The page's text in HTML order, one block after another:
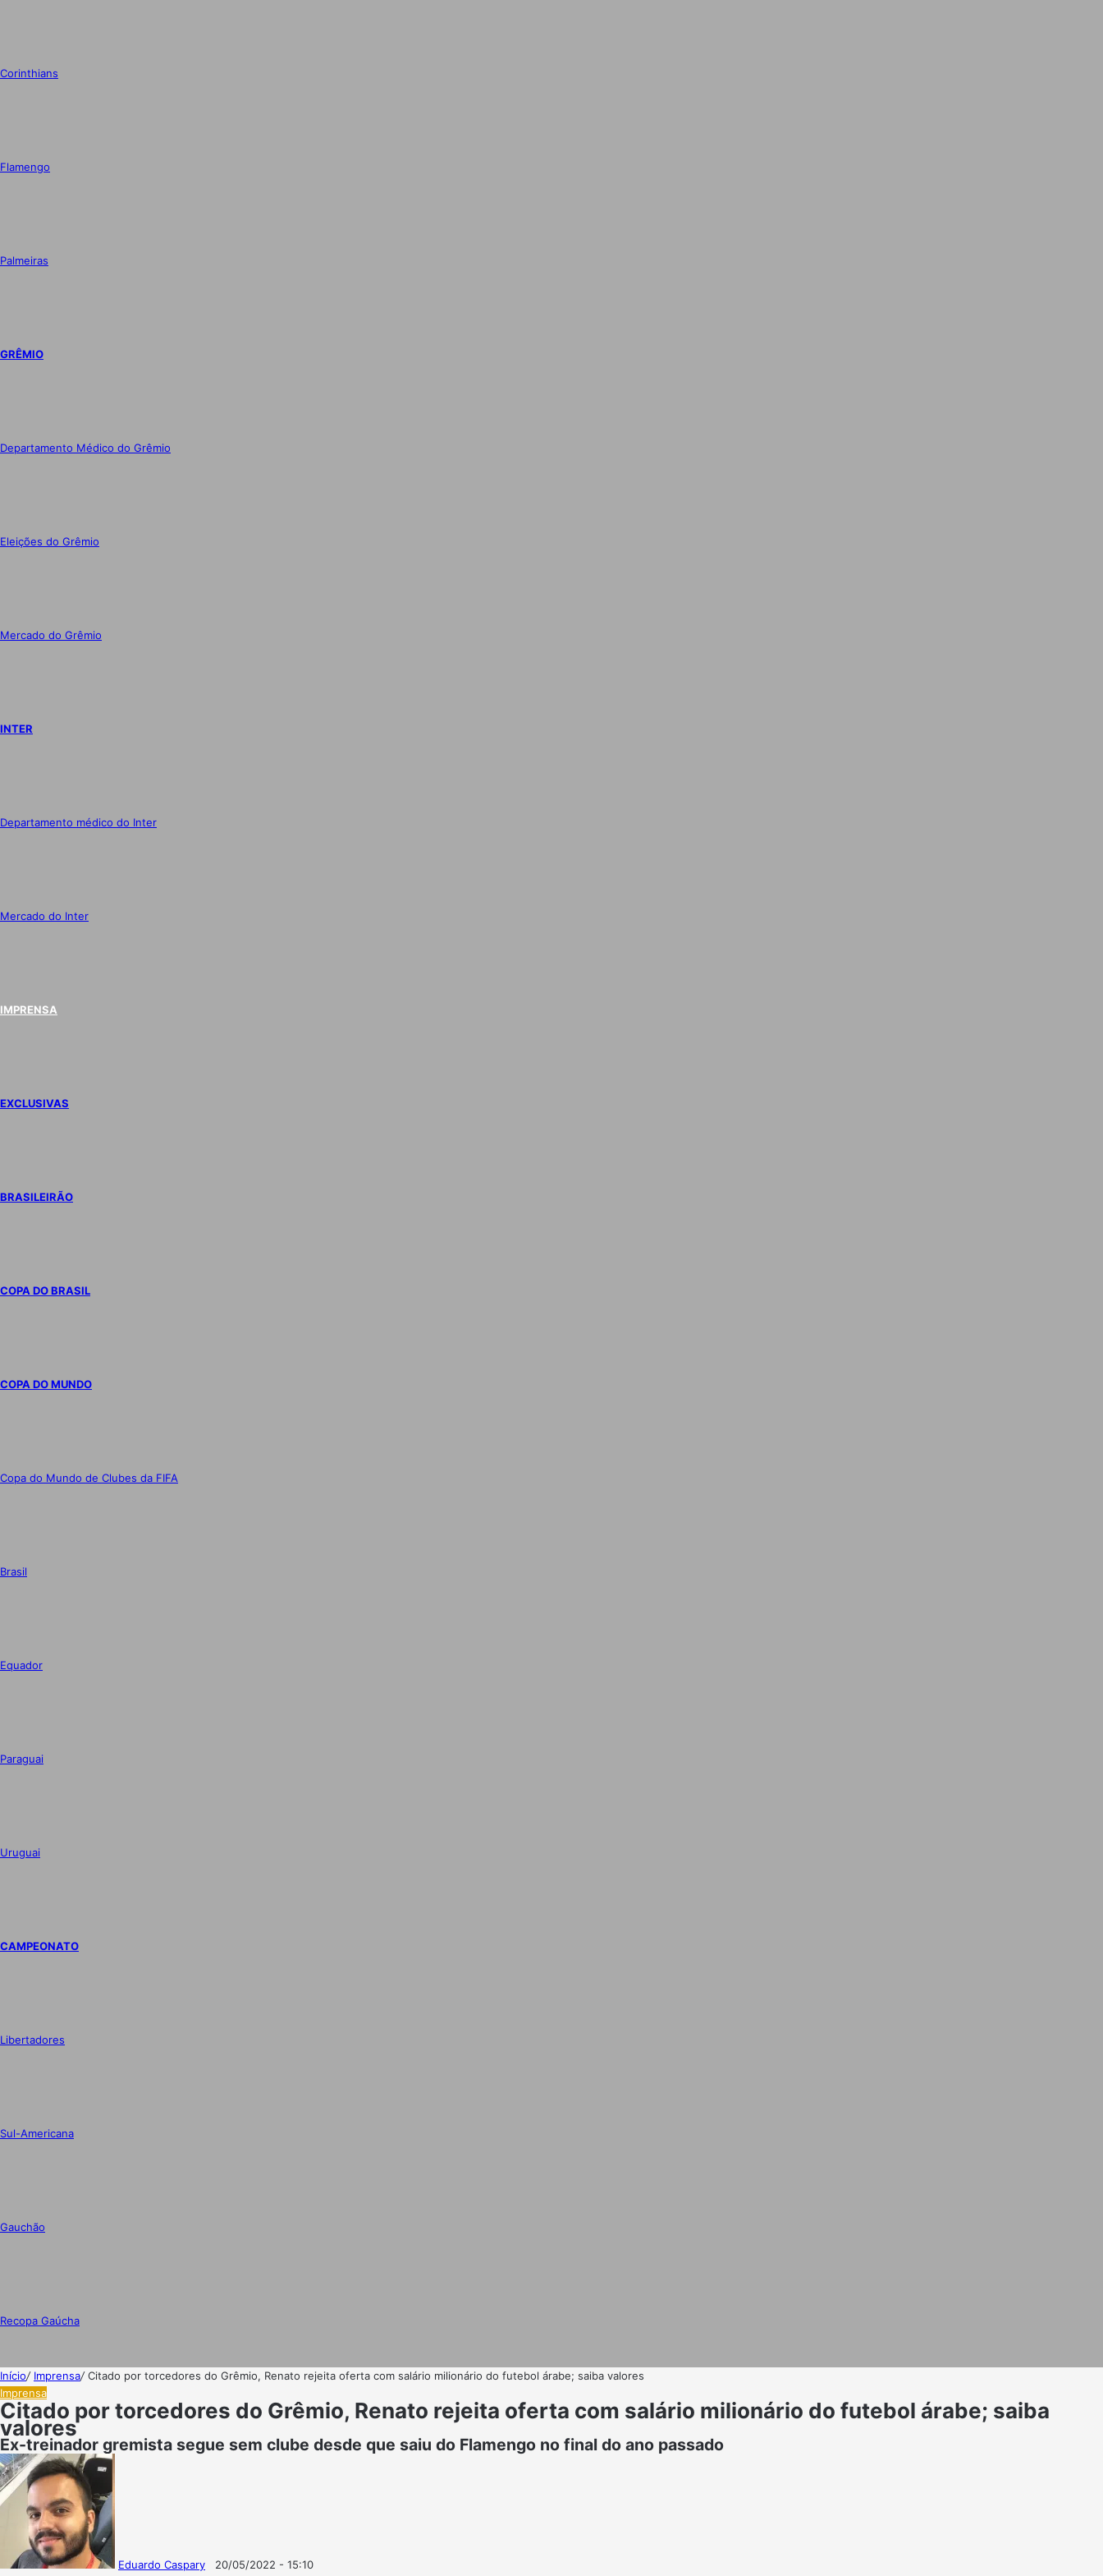
Corinthians
Flamengo
Palmeiras
GRÊMIO
Departamento Médico do Grêmio
Eleições do Grêmio
Mercado do Grêmio
INTER
Departamento médico do Inter
Mercado do Inter
IMPRENSA
EXCLUSIVAS
BRASILEIRÃO
COPA DO BRASIL
COPA DO MUNDO
Copa do Mundo de Clubes da FIFA
Brasil
Equador
Paraguai
Uruguai
CAMPEONATO
Libertadores
Sul-Americana
Gauchão
Recopa Gaúcha
Início/ Imprensa/Citado por torcedores do Grêmio, Renato rejeita oferta com salário milionário do futebol árabe; saiba valores
Imprensa
Citado por torcedores do Grêmio, Renato rejeita oferta com salário milionário do futebol árabe; saiba
valores
Ex-treinador gremista segue sem clube desde que saiu do Flamengo no final do ano passado
Eduardo Caspary 20/05/2022 - 15:10